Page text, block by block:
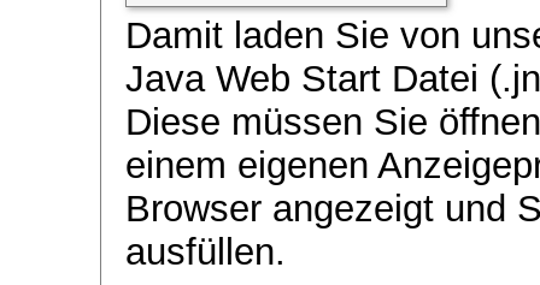
Damit laden Sie von
Java Web Start Datei
Diese müssen Sie
einem eigenen
Browser angezeigt und
ausfüllen.